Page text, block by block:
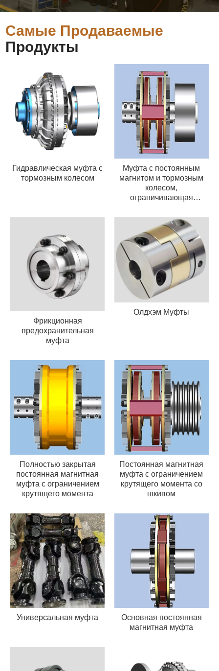
Самые Продаваемые
Продукты
Гидравлическая муфта с
тормозным колесом
Муфта с постоянным
магнитом и тормозным
колесом,
ограничивающая
Фрикционная
предохранительная
муфта
Олдхэм Муфты
Полностью закрытая
постоянная магнитная
муфта с ограничением
крутящего момента
Постоянная магнитная
муфта с ограничением
крутящего момента со
шкивом
Универсальная муфта
Основная постоянная
магнитная муфта